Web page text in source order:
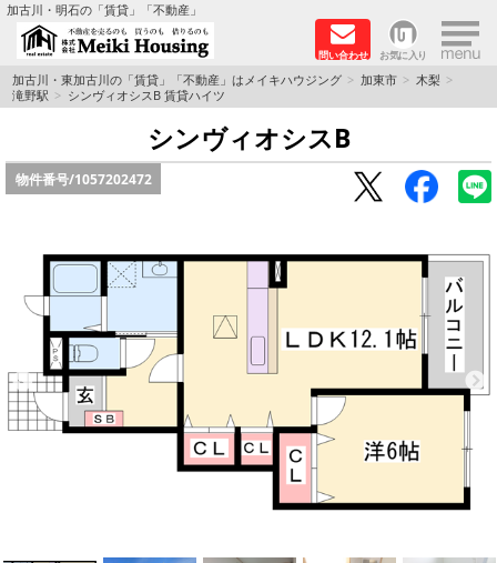
加古川・明石の「賃貸」「不動産」
問い合わせ お気に入り ×
TOPページ
☆メイキハウジングオススメ物件特集☆
都市ガス物件
ファミリー物件
ペットOK物件
保証人不要物件
◆新築物件の新設備で快適♪◆
地域から探す
加古川・東加古川の「賃貸」「不動産」はメイキハウジング 加東市
木梨
滝野駅
シンヴィオシスB 賃貸ハイツ
シンヴィオシスB
物件番号/1057202472